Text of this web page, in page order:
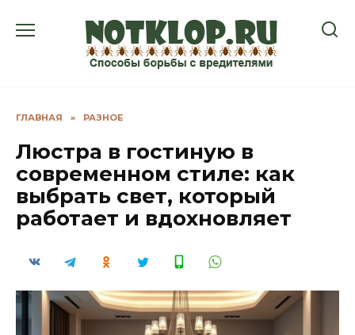
содержанию
ГЛАВНАЯ » РАЗНОЕ
Люстра в гостиную в
современном стиле: как
выбрать свет, который
работает и вдохновляет